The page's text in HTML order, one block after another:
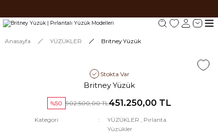
Tüm siparişlerde 1000 TL ve üzeri ücretsiz kargo. #3
Anasayfa YÜZÜKLER Britney Yüzük
Stokta Var
Britney Yüzük
%50 902.500,00 TL451.250,00 TL
Kategori YÜZÜKLER , Pırlanta
Yüzükler